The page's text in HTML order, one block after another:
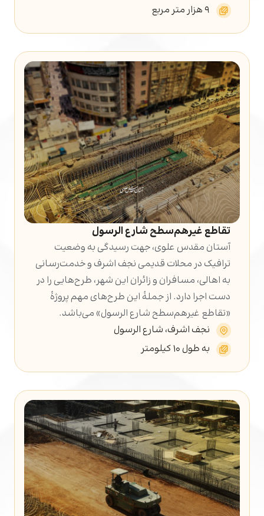
۹ هزار متر مربع
تقاطع غیرهم‌سطح شارع الرسول
آستان مقدس علوی، جهت رسیدگی به وضعیت
ترافیک در محلات قدیمی نجف اشرف و خدمت‌رسانی
به اهالی، مسافران و زائران این شهر، طرح‌هایی را در
دست اجرا دارد. از جملۀ این طرح‌های مهم پروژۀ
«تقاطع غیرهم‌سطح شارع الرسول» می‌باشد.
نجف اشرف، شارع الرسول
به طول ۱۰ کیلومتر